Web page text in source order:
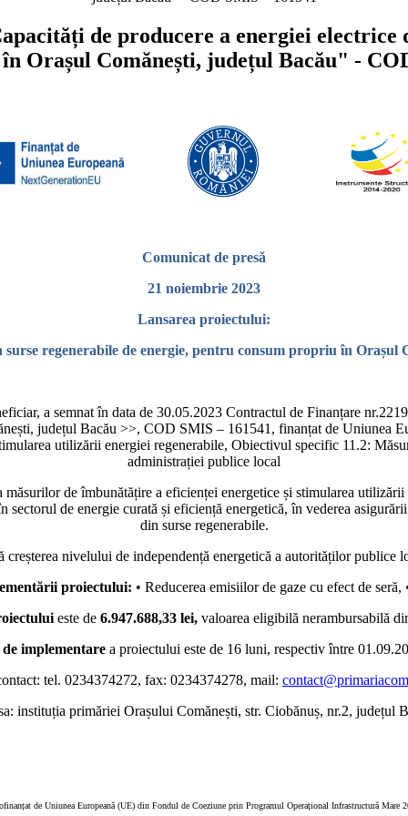
de producere a energiei electrice
Orașul Comănești, județul Bacău" -
Comunicat de presă
21 noiembrie 2023
Lansarea proiectului:
regenerabile de energie, pentru consum propriu în Orașul
semnat în data de 30.05.2023 Contractul de Finanțare nr.2219
județul Bacău >>, COD SMIS – 161541, finanțat de Uniunea
utilizării energiei regenerabile, Obiectivul specific 11.2:
administrației publice local
de îmbunătățire a eficienței energetice și stimularea
de energie curată și eficiență energetică, în vederea
din surse regenerabile.
nivelului de independență energetică a autorităților publice
proiectului: • Reducerea emisiilor de gaze cu efect de
este de 6.947.688,33 lei,valoarea eligibilă nerambursabilă
implementarea proiectului este de 16 luni, respectiv între
tel. 0234374272, fax: 0234374278, mail:
instituția primăriei Orașului Comănești, str. Ciobănuș, nr.2, județul
de Uniunea Europeană (UE) din Fondul de Coeziune prin Programul Operațional Infrastructură Mare